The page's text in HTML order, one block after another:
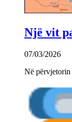
Një vit
07/03/2026
Në